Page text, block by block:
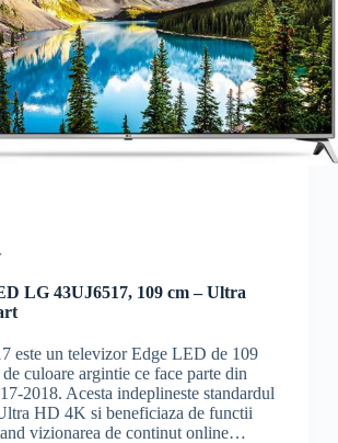
LG 43UJ6517, 109 cm – Ultra
este un televizor Edge LED de 109
culoare argintie ce face parte din
2018. Acesta indeplineste standardul
HD 4K si beneficiaza de functii
vizionarea de continut online…